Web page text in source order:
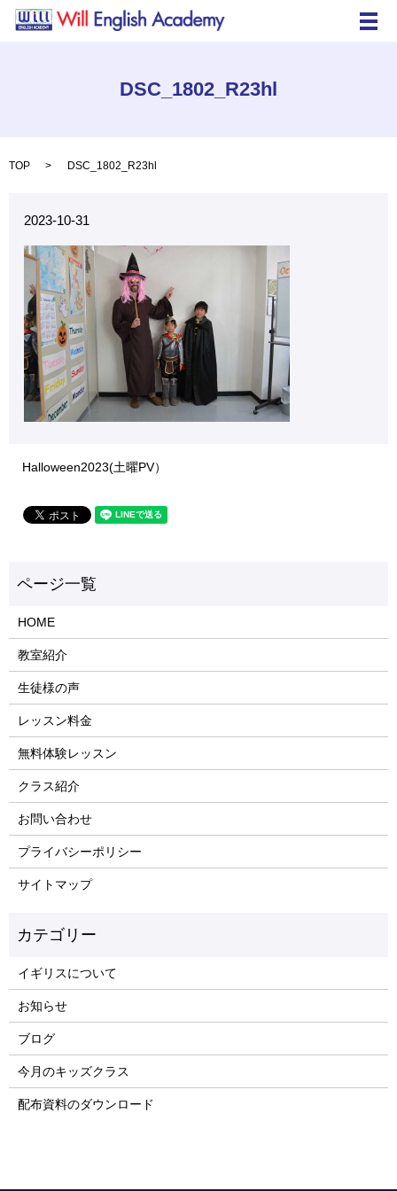
メ
DSC_1802_R23hl
TOP DSC_1802_R23hl
2023-10-31
Halloween2023(土曜PV）
HOME
教室紹介
生徒様の声
レッスン料金
無料体験レッスン
クラス紹介
お問い合わせ
プライバシーポリシー
サイトマップ
イギリスについて
お知らせ
ブログ
今月のキッズクラス
配布資料のダウンロード